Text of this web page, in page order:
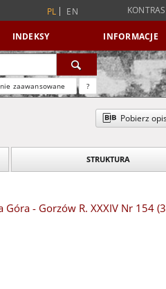
PL EN
INDEKSY INFORMACJE
zaawansowane ?
Pobierz
STRUKTURA
- Gorzów R. XXXIV Nr 154